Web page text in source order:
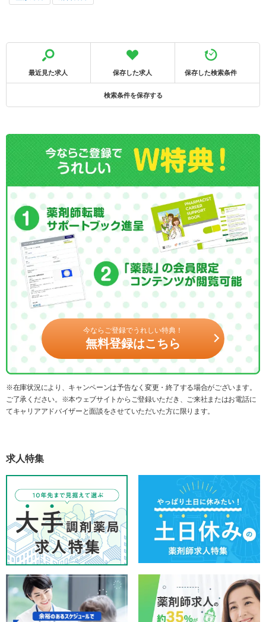
最近見た求人 保存した求人 保存した検索条件
検索条件を保存する
今ならご登録でうれしい特典！
無料登録はこちら
※在庫状況により、キャンペーンは予告なく変更・終了する場合がございます。
ご了承ください。※本ウェブサイトからご登録いただき、ご来社またはお電話に
てキャリアアドバイザーと面談をさせていただいた方に限ります。
求人特集